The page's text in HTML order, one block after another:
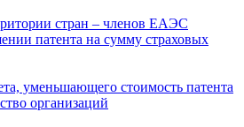
стран – членов ЕАЭС
патента на сумму страховых
уменьшающего стоимость патента
организаций